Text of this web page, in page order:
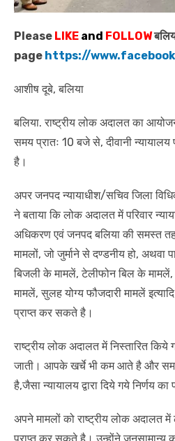
Please LIKE and FOLLOW
page https://
आशीष दूबे, बलिया
बलिया. राष्ट्रीय लोक अदालत का
समय प्रातः 10 बजे से, दीवानी न्यायालय
है।
अपर जनपद न्यायाधीश/सचिव जिला
ने बताया कि लोक अदालत में परिवार
अधिकरण एवं जनपद बलिया की समस्त
मामलों, जो जुर्माने से दण्डनीय हो, अथवा
बिजली के मामलें, टेलीफोन बिल के
मामलें, सुलह योग्य फौजदारी मामलें
प्राप्त कर सकते है।
राष्ट्रीय लोक अदालत में निस्तारित
जाती। आपके खर्चे भी कम आते है और
है,जैसा न्यायालय द्वारा दिये गये निर्णय का
अपने मामलों को राष्ट्रीय लोक अदालत